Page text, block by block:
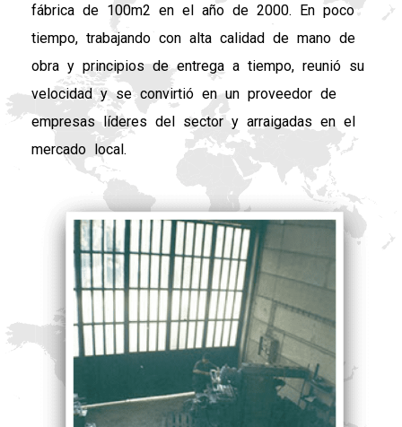
fábrica de 100m2 en el año de 2000. En poco
tiempo, trabajando con alta calidad de mano de
obra y principios de entrega a tiempo, reunió su
velocidad y se convirtió en un proveedor de
empresas líderes del sector y arraigadas en el
mercado local.